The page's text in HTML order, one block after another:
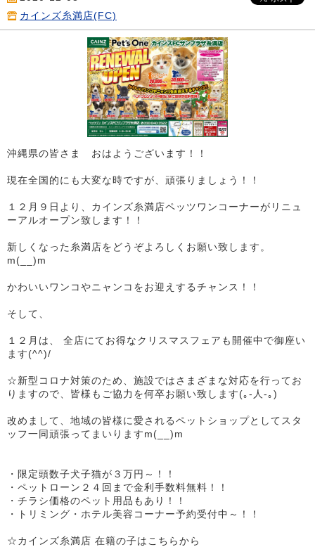
カインズ糸満店(FC)
沖縄県の皆さま おはようございます！！
現在全国的にも大変な時ですが、頑張りましょう！！
１２月９日より、カインズ糸満店ペッツワンコーナーがリニュ
ーアルオープン致します！！
新しくなった糸満店をどうぞよろしくお願い致します。
m(__)m
かわいいワンコやニャンコをお迎えするチャンス！！
そして、
１２月は、 全店にてお得なクリスマスフェアも開催中で御座い
ます(^^)/
☆新型コロナ対策のため、施設ではさまざまな対応を行ってお
りますので、皆様もご協力を何卒お願い致します(｡-人-｡)
改めまして、地域の皆様に愛されるペットショップとしてスタ
ッフ一同頑張ってまいりますm(__)m
・限定頭数子犬子猫が３万円～！！
・ペットローン２４回まで金利手数料無料！！
・チラシ価格のペット用品もあり！！
・トリミング・ホテル美容コーナー予約受付中～！！
☆カインズ糸満店 在籍の子はこちらから